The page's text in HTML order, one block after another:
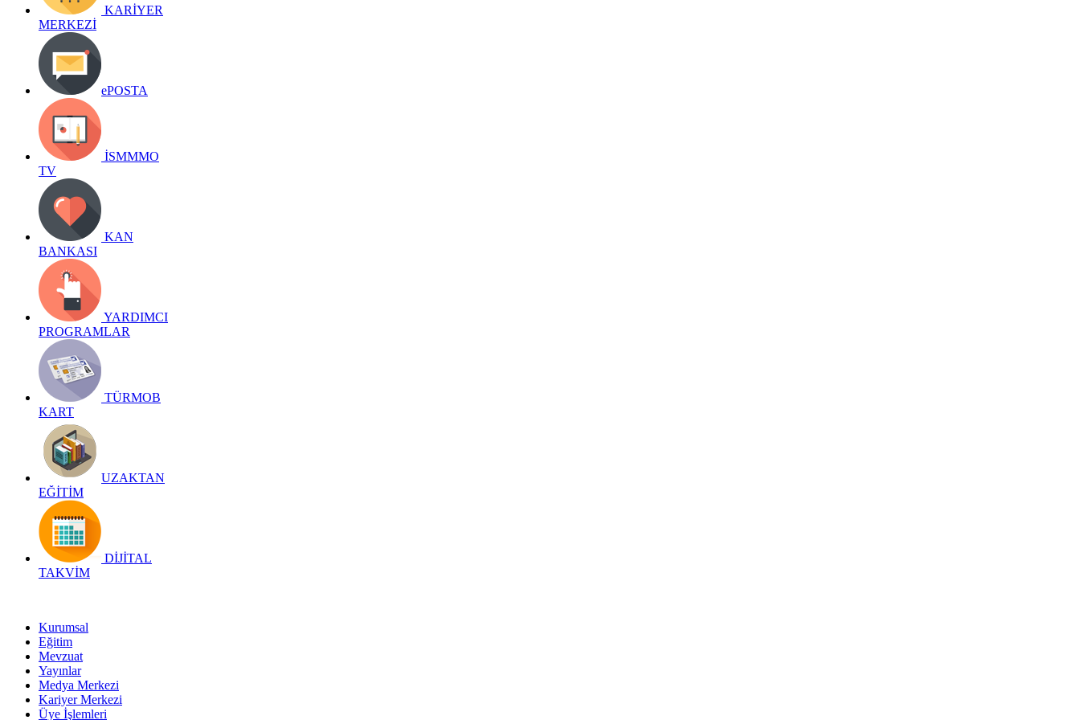
KARİYER
MERKEZİ
ePOSTA
İSMMMO
TV
KAN
BANKASI
YARDIMCI
PROGRAMLAR
TÜRMOB
KART
UZAKTAN
EĞİTİM
DİJİTAL
TAKVİM
Kurumsal
Eğitim
Mevzuat
Yayınlar
Medya Merkezi
Kariyer Merkezi
Üye İşlemleri